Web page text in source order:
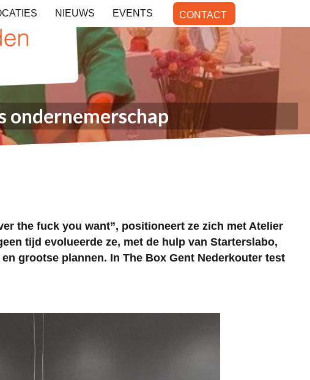
NIEUWS EVENTS CONTACT
ondernemerschap
the fuck you want”, positioneert ze zich met Atelier
tijd evolueerde ze, met de hulp van Starterslabo,
grootse plannen. In The Box Gent Nederkouter test